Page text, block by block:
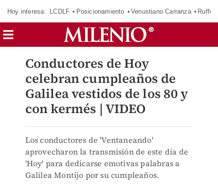
Hoy interesa: LCDLF Posicionamiento Venustiano Carranza Ruffo
Conductores de Hoy
celebran cumpleaños de
Galilea vestidos de los 80 y
con kermés | VIDEO
Los conductores de 'Ventaneando'
aprovecharon la transmisión de este día de
'Hoy' para dedicarse emotivas palabras a
Galilea Montijo por su cumpleaños.